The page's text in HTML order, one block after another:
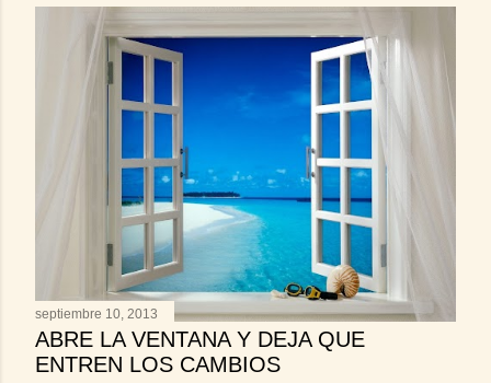
septiembre 10, 2013
ABRE LA VENTANA Y DEJA QUE
ENTREN LOS CAMBIOS